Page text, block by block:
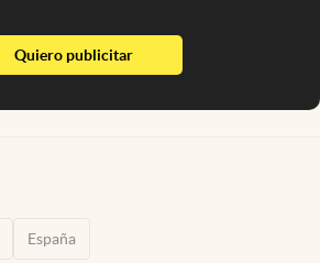
Quiero publicitarabre en nueva pestaña
España